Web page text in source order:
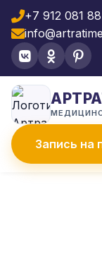
+7 912 081
Запись на